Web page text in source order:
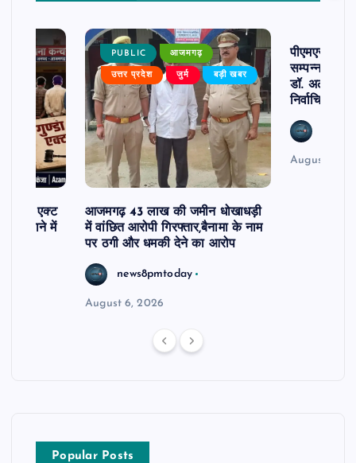
गुण्डा एक्ट
तक थाने में
PUBLIC आजमगढ़
उत्तर प्रदेश जुर्म बड़ी खबर
आजमगढ़ 43 लाख की जमीन धोखाधड़ी
में वांछित आरोपी गिरफ्तार,बैनामा के नाम
पर ठगी और धमकी देने का आरोप
news8pmtoday
August 6, 2026
पीएमएस
सम्पन्न, डॉ.
डॉ. अलेन्द्र
निर्वाचित
August 6,
Popular Posts